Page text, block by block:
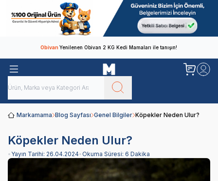
ObivanYenilenen Obivan 2 KG Kedi Mamaları ile tanışın!
Markamama Blog Sayfası Genel Bilgiler Köpekler Neden Ulur?
Köpekler Neden Ulur?
• Yayın Tarihi: 26.04.2024•Okuma Süresi: 6 Dakika